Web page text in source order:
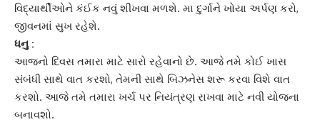
વિદ્યાર્થીઓને કંઈક નવું શીખવા મળશે. મા દુર્ગાને ખોયા અર્પણ કરો,
જીવનમાં સુખ રહેશે.
ધનુ :
આજનો દિવસ તમારા માટે સારો રહેવાનો છે. આજે તમે કોઈ ખાસ
સંબંધી સાથે વાત કરશો, તેમની સાથે બિઝનેસ શરૂ કરવા વિશે વાત
કરશો. આજે તમે તમારા ખર્ચ પર નિયંત્રણ રાખવા માટે નવી યોજના
બનાવશો.